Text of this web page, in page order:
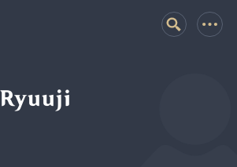
Ryuuji